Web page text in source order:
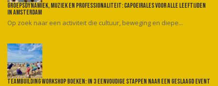
Groepsdynamiek, muziek en professionaliteit: Capoeirales voor alle leeftijden
in Amsterdam
Op zoek naar een activiteit die cultuur, beweging en diepe...
Teambuilding workshop boeken: In 3 eenvoudige stappen naar een geslaagd event